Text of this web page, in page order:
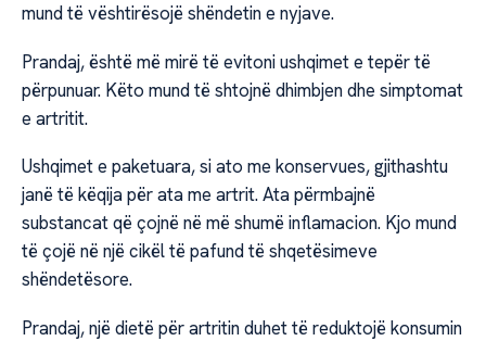
mund të vështirësojë shëndetin e nyjave.
Prandaj, është më mirë të evitoni ushqimet e tepër të
përpunuar. Këto mund të shtojnë dhimbjen dhe simptomat
e artritit.
Ushqimet e paketuara, si ato me konservues, gjithashtu
janë të këqija për ata me artrit. Ata përmbajnë
substancat që çojnë në më shumë inflamacion. Kjo mund
të çojë në një cikël të pafund të shqetësimeve
shëndetësore.
Prandaj, një dietë për artritin duhet të reduktojë konsumin